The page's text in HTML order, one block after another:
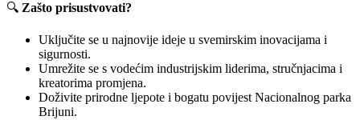
🔍 Zašto prisustvovati?
Uključite se u najnovije ideje u svemirskim inovacijama i
sigurnosti.
Umrežite se s vodećim industrijskim liderima, stručnjacima i
kreatorima promjena.
Doživite prirodne ljepote i bogatu povijest Nacionalnog parka
Brijuni.